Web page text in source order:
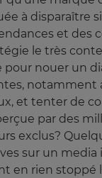
à disparaître si
et des
le très
pour nouer un
notamment
et tenter de
par des
exclus?
sur un media
en rien stoppé